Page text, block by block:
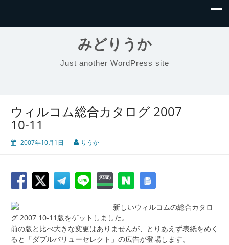
みどりうか
Just another WordPress site
ウィルコム総合カタログ 2007
10-11
2007年10月1日 りうか
新しいウィルコムの総合カタロ
グ 2007 10-11版をゲットしました。
前の版と比べ大きな変更はありませんが、とりあえず表紙をめく
ると「ダブルバリューセレクト」の広告が登場します。